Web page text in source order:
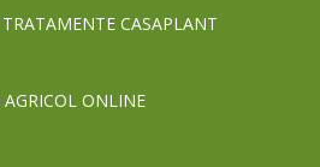
CASAPLANT
ONLINE